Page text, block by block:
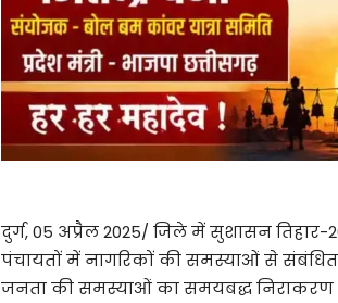
दुर्ग, 05 अप्रैल 2025/ जिले में सुशासन
पंचायतों में नागरिकों की समस्याओं से
जनता की समस्याओं का समयबद्ध